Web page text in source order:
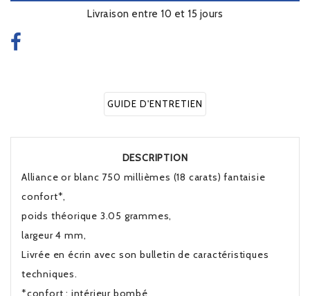
Livraison entre 10 et 15 jours
GUIDE D'ENTRETIEN
DESCRIPTION
Alliance or blanc 750 millièmes (18 carats) fantaisie
confort*,
poids théorique 3.05 grammes,
largeur 4 mm,
Livrée en écrin avec son bulletin de caractéristiques
techniques.
*confort : intérieur bombé